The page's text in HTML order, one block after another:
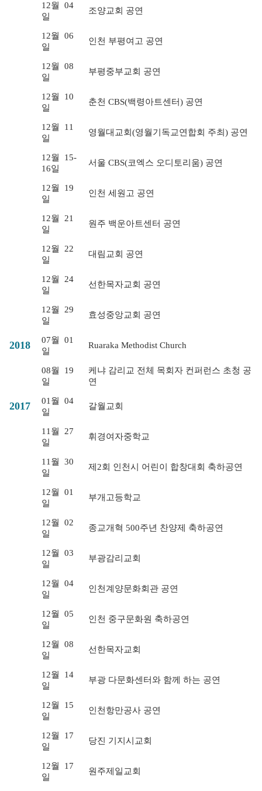
12월
04
일
조양교회 공연
12월
06
일
인천 부평여고 공연
12월
08
일
부평중부교회 공연
12월
10
일
춘천 CBS(백령아트센터) 공연
12월
11
일
영월대교회(영월기독교연합회 주최) 공연
12월
15-
16일
서울 CBS(코엑스 오디토리움) 공연
12월
19
일
인천 세원고 공연
12월
21
일
원주 백운아트센터 공연
12월
22
일
대림교회 공연
12월
24
일
선한목자교회 공연
12월
29
일
효성중앙교회 공연
2018 07월
01
일
Ruaraka Methodist Church
08월
19
일
케냐 감리교 전체 목회자 컨퍼런스 초청 공
연
2017 01월
04
일
갈월교회
11월
27
일
휘경여자중학교
11월
30
일
제2회 인천시 어린이 합창대회 축하공연
12월
01
일
부개고등학교
12월
02
일
종교개혁 500주년 찬양제 축하공연
12월
03
일
부광감리교회
12월
04
일
인천계양문화회관 공연
12월
05
일
인천 중구문화원 축하공연
12월
08
일
선한목자교회
12월
14
일
부광 다문화센터와 함께 하는 공연
12월
15
일
인천항만공사 공연
12월
17
일
당진 기지시교회
12월
17
일
원주제일교회